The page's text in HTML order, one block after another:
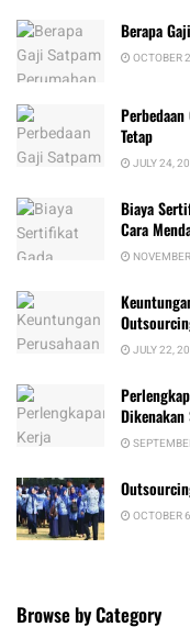
Berapa
OCTOBER
Tetap
JULY 24,
Biaya
Cara
JULY 22,
Dikenakan
OCTOBER
Browse by Category